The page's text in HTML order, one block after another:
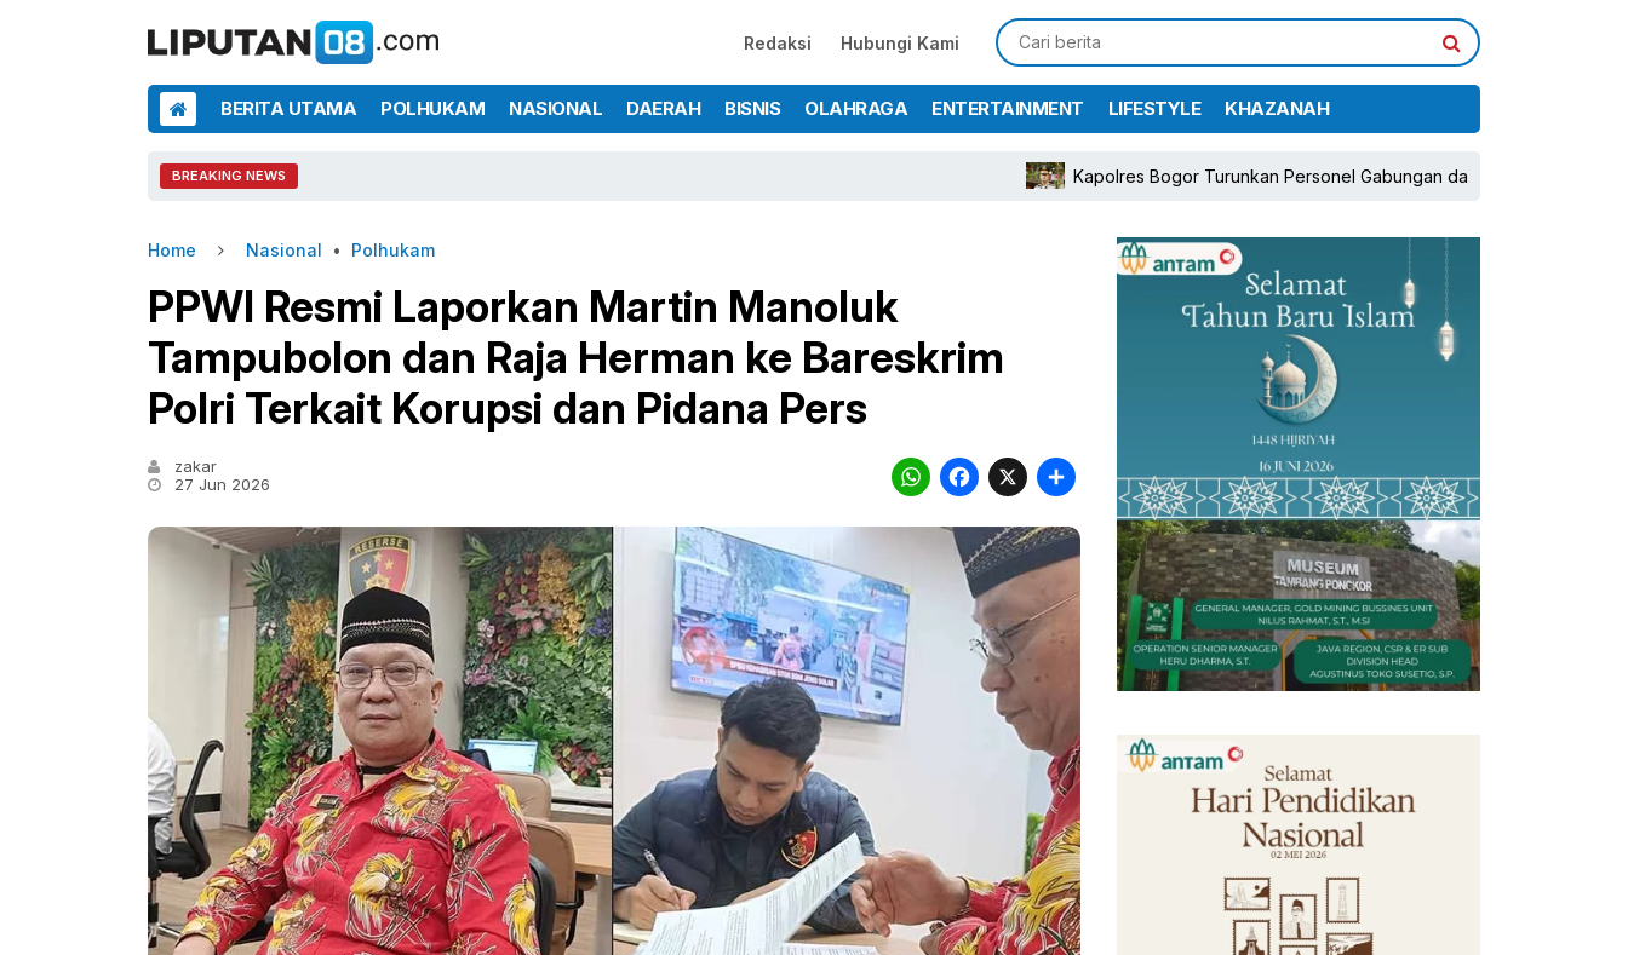
Redaksi Hubungi Kami
BERITA UTAMA POLHUKAM NASIONAL DAERAH BISNIS OLAHRAGA ENTERTAINMENT LIFESTYLE KHAZANAH
BREAKING NEWS Kapolres Bogor Turunkan Personel Gabungan dan Brimob, Prioritaskan
Home Nasional • Polhukam
PPWI Resmi Laporkan Martin Manoluk
Tampubolon dan Raja Herman ke Bareskrim
Polri Terkait Korupsi dan Pidana Pers
zakar
27 Jun 2026
WhatsApp
Facebook
X Share